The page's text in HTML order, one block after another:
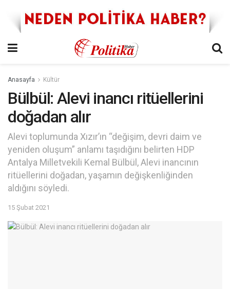
Anasayfa Kültür
Bülbül: Alevi inancı ritüellerini
doğadan alır
Alevi toplumunda Xızır’ın “değişim, devri daim ve
yeniden oluşum” anlamı taşıdığını belirten HDP
Antalya Milletvekili Kemal Bülbül, Alevi inancının
ritüellerini doğadan, yaşamın değişkenliğinden
aldığını söyledi.
15 Şubat 2021